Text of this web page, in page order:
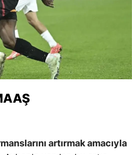
artırmak amacıyla